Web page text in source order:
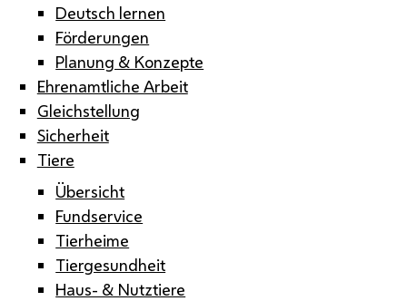
Deutsch lernen
Förderungen
Planung & Konzepte
Ehrenamtliche Arbeit
Gleichstellung
Sicherheit
Tiere
Übersicht
Fundservice
Tierheime
Tiergesundheit
Haus- & Nutztiere